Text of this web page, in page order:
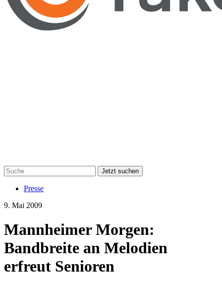
Jetzt suchen
Presse
9. Mai 2009
Mannheimer Morgen:
Bandbreite an Melodien
erfreut Senioren